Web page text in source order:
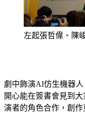
左起張哲偉、陳
開心能在簽書會見到大
演者的角色合作，創
仕」的「陳峻廷」則